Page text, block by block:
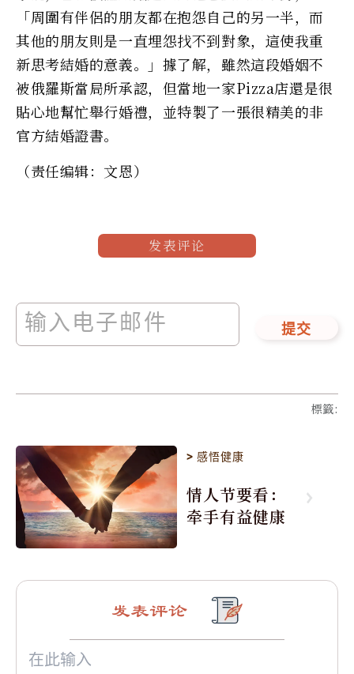
「周圍有伴侶的朋友都在抱怨自己的另一半，而
其他的朋友則是一直埋怨找不到對象，這使我重
新思考結婚的意義。」據了解，雖然這段婚姻不
被俄羅斯當局所承認，但當地一家Pizza店還是很
貼心地幫忙舉行婚禮，並特製了一張很精美的非
官方結婚證書。
（责任编辑：文恩）
发表评论
提交
標籤:
>感悟健康
情人节要看：
牵手有益健康
发表评论